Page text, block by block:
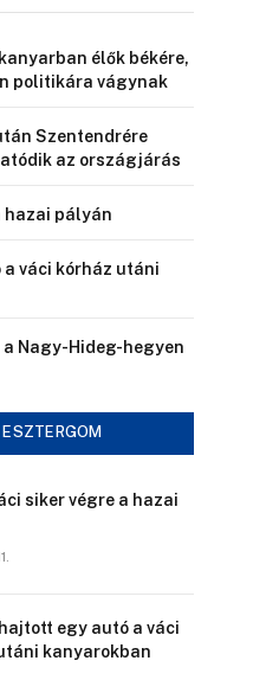
élők békére,
politikára vágynak
Szentendrére
az országjárás
hazai pályán
váci kórház utáni
Nagy-Hideg-hegyen
ESZTERGOM
siker végre a hazai
egy autó a váci
kanyarokban